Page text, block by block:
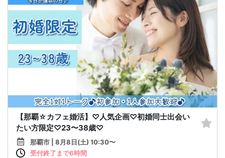
【那覇☆カフェ婚活】♡人気企画♡初婚同士出会い
たい方限定♡23〜38歳♡
那覇市 | 8月8日(土) 10:30〜
受付終了まで6時間